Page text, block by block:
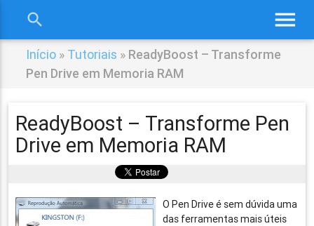
menu
search
Início » Tutoriais » ReadyBoost – Transforme
Pen Drive em Memoria RAM
ReadyBoost – Transforme Pen
Drive em Memoria RAM
O Pen Drive é sem dúvida uma
das ferramentas mais úteis